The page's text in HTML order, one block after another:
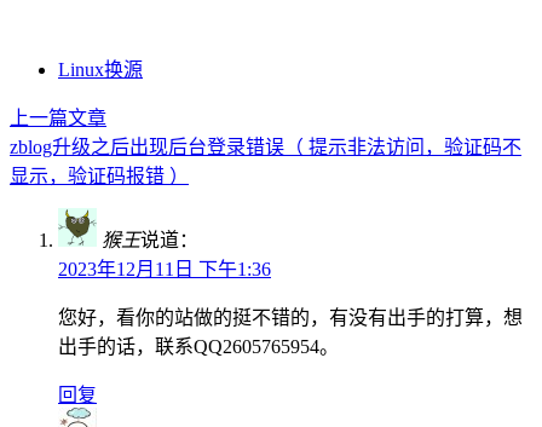
Linux换源
上一篇文章
zblog升级之后出现后台登录错误（ 提示非法访问，验证码不
显示，验证码报错 ）
猴王说道：
2023年12月11日 下午1:36
您好，看你的站做的挺不错的，有没有出手的打算，想
出手的话，联系QQ2605765954。
回复